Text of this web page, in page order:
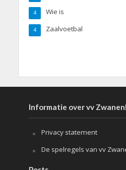
Wie is
4
Zaalvoetbal
4
Informatie over vv
Privacy statement
De spelregels van vv